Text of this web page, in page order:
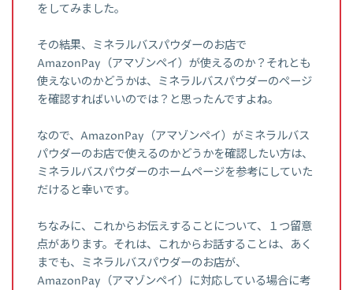
をしてみました。
その結果、ミネラルバスパウダーのお店で
AmazonPay（アマゾンペイ）が使えるのか？それとも
使えないのかどうかは、ミネラルバスパウダーのページ
を確認すればいいのでは？と思ったんですよね。
なので、AmazonPay（アマゾンペイ）がミネラルバス
パウダーのお店で使えるのかどうかを確認したい方は、
ミネラルバスパウダーのホームページを参考にしていた
だけると幸いです。
ちなみに、これからお伝えすることについて、１つ留意
点があります。それは、これからお話することは、あく
までも、ミネラルバスパウダーのお店が、
AmazonPay（アマゾンペイ）に対応している場合に考